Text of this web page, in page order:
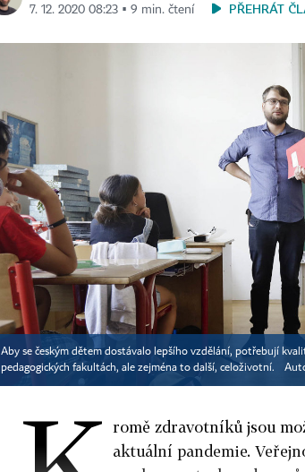
7. 12. 2020 08:23 ▪ 9 min. čtení PŘEHRÁT
Aby se českým dětem dostávalo lepšího vzdělání, potřebují
pedagogických fakultách, ale zejména to další, celoživotní.
romě zdravotníků jsou
aktuální pandemie.